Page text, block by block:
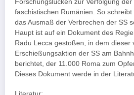
Forschungslücken zur Verfolgung der
faschistischen Rumänien. So schreibt
das Ausmaß der Verbrechen der SS
Haupt ist auf ein Dokument des
Radu Lecca gestoßen, in dem dieser
Erschießungsaktion der SS am
berichtet, der 11.000 Roma zum
Dieses Dokument werde in der